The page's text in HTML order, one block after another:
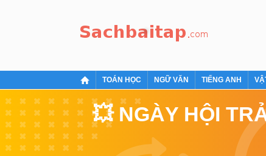
TOÁN HỌC NGỮ VĂN TIẾNG ANH
💥 NGÀY HỘI